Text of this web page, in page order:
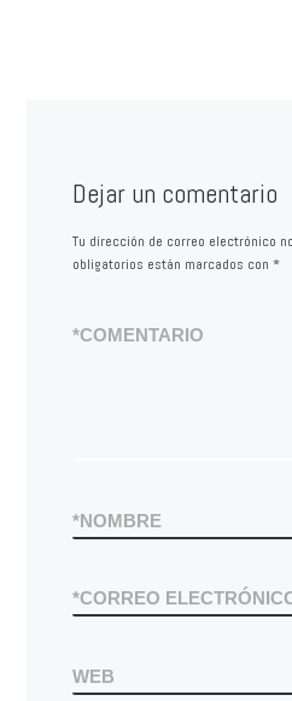
Dejar un comentario
Tu dirección de correo electrónico
obligatorios están marcados con *
COMENTARIO
*
NOMBRE
*
CORREO
*
WEB